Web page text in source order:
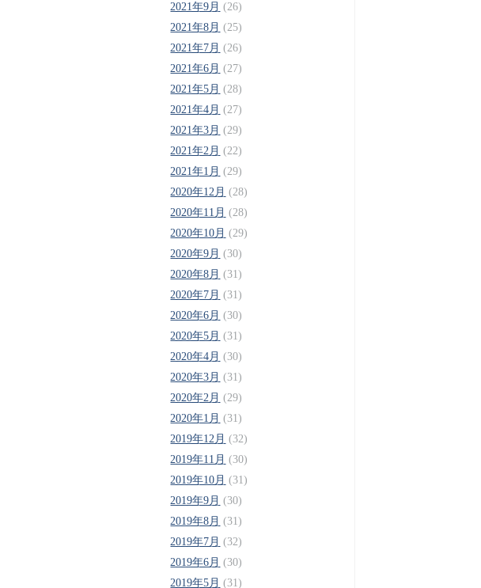
2021年9月 (26)
2021年8月 (25)
2021年7月 (26)
2021年6月 (27)
2021年5月 (28)
2021年4月 (27)
2021年3月 (29)
2021年2月 (22)
2021年1月 (29)
2020年12月 (28)
2020年11月 (28)
2020年10月 (29)
2020年9月 (30)
2020年8月 (31)
2020年7月 (31)
2020年6月 (30)
2020年5月 (31)
2020年4月 (30)
2020年3月 (31)
2020年2月 (29)
2020年1月 (31)
2019年12月 (32)
2019年11月 (30)
2019年10月 (31)
2019年9月 (30)
2019年8月 (31)
2019年7月 (32)
2019年6月 (30)
2019年5月 (31)